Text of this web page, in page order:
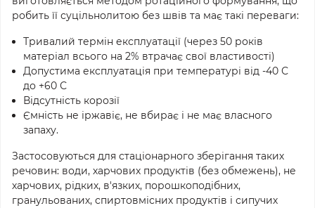
робить її суцільнолитою без швів та має такі переваги:
Тривалий термін експлуатації (через 50 років
матеріал всього на 2% втрачає свої властивості)
Допустима експлуатація при температурі від -40 С
до +60 С
Відсутність корозії
Ємність не іржавіє, не вбирає і не має власного
запаху.
Застосовуються для стаціонарного зберігання таких
речовин: води, харчових продуктів (без обмежень), не
харчових, рідких, в'язких, порошкоподібних,
гранульованих, спиртовмісних продуктів і сипучих